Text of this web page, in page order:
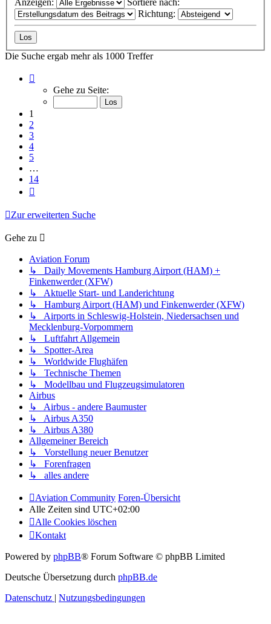
Anzeigen:
Sortiere nach:
Richtung:
Die Suche ergab mehr als 1000 Treffer
von
Gehe zu Seite:
1
2
3
4
5
…
14
Zur erweiterten Suche
Gehe zu
Aviation Forum
↳ Daily Movements Hamburg Airport (HAM) +
Finkenwerder (XFW)
↳ Aktuelle Start- und Landerichtung
↳ Hamburg Airport (HAM) und Finkenwerder (XFW)
↳ Airports in Schleswig-Holstein, Niedersachsen und
Mecklenburg-Vorpommern
↳ Luftfahrt Allgemein
↳ Spotter-Area
↳ Worldwide Flughäfen
↳ Technische Themen
↳ Modellbau und Flugzeugsimulatoren
Airbus
↳ Airbus - andere Baumuster
↳ Airbus A350
↳ Airbus A380
Allgemeiner Bereich
↳ Vorstellung neuer Benutzer
↳ Forenfragen
↳ alles andere
Aviation Community Foren-Übersicht
Alle Zeiten sind UTC+02:00
Alle Cookies löschen
Kontakt
Powered by phpBB® Forum Software © phpBB Limited
Deutsche Übersetzung durch phpBB.de
Datenschutz
Nutzungsbedingungen